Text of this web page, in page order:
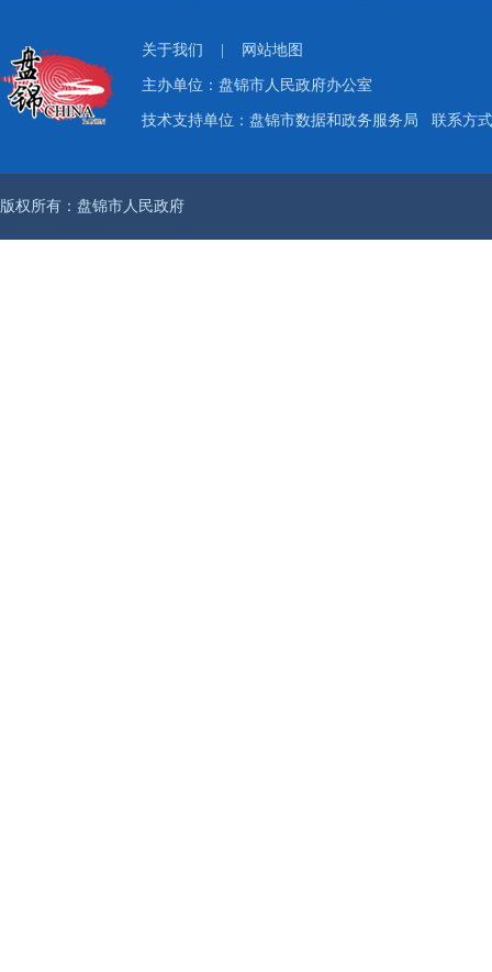
关于我们 网站地图
主办单位：盘锦市人民政府办公室
技术支持单位：盘锦市数据和政务服务局 联系方
版权所有：盘锦市人民政府